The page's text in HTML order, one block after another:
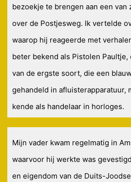
bezoekje te brengen aan een van
over de Postjesweg. Ik vertelde
waarop hij reageerde met
beter bekend als Pistolen
van de ergste soort, die een
gehandeld in afluisterapparatuur,
kende als handelaar in horloges.
Mijn vader kwam regelmatig in
waarvoor hij werkte was
en eigendom van de Duits-